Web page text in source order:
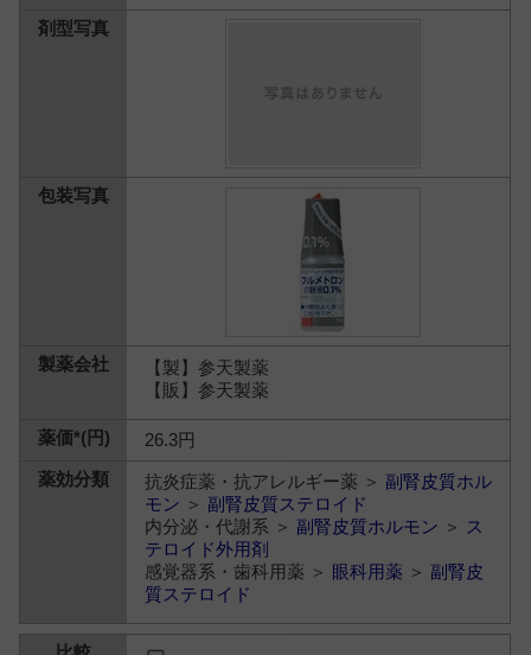
【製】参天製薬
【販】参天製薬
26.3円
抗炎症薬・抗アレルギー薬 ＞ 副腎皮質ホル
モン ＞ 副腎皮質ステロイド
内分泌・代謝系 ＞ 副腎皮質ホルモン ＞ ス
テロイド外用剤
感覚器系・歯科用薬 ＞ 眼科用薬 ＞ 副腎皮
質ステロイド